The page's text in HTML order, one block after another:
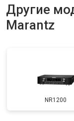
Другие
Marantz
NR1200